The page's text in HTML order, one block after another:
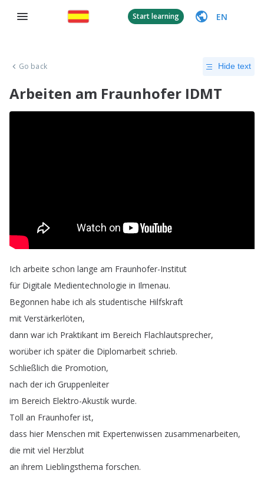
Start learning EN
Go back Hide text
Arbeiten am Fraunhofer IDMT
Ich arbeite schon lange am Fraunhofer-Institut
für Digitale Medientechnologie in Ilmenau.
Begonnen habe ich als studentische Hilfskraft
mit Verstärkerlöten,
dann war ich Praktikant im Bereich Flachlautsprecher,
worüber ich später die Diplomarbeit schrieb.
Schließlich die Promotion,
nach der ich Gruppenleiter
im Bereich Elektro-Akustik wurde.
Toll an Fraunhofer ist,
dass hier Menschen mit Expertenwissen zusammenarbeiten,
die mit viel Herzblut
an ihrem Lieblingsthema forschen.